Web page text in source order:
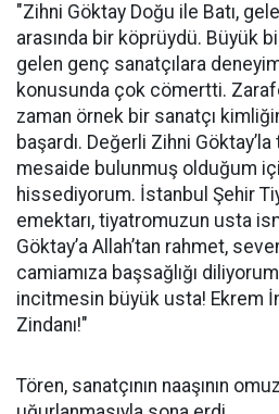
"Zihni Göktay Doğu ile Batı,
arasında bir köprüydü. Büyük
gelen genç sanatçılara
konusunda çok cömertti.
zaman örnek bir sanatçı
başardı. Değerli Zihni Göktay’la
mesaide bulunmuş olduğum
hissediyorum. İstanbul Şehir
emektarı, tiyatromuzun usta
Göktay’a Allah’tan rahmet,
camiamıza başsağlığı
incitmesin büyük usta! Ekrem
Zindanı!"
Tören, sanatçının naaşının